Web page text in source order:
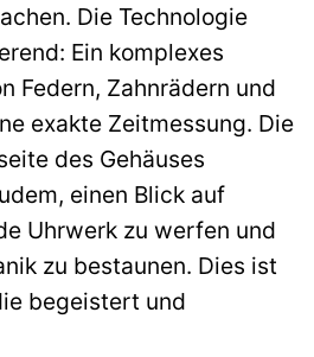
Die Technologie
Ein komplexes
Federn, Zahnrädern und
exakte Zeitmessung. Die
des Gehäuses
einen Blick auf
Uhrwerk zu werfen und
zu bestaunen. Dies ist
begeistert und